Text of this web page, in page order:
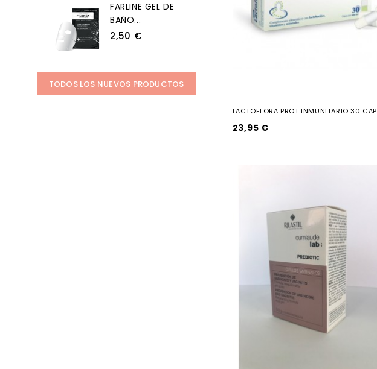
FARLINE GEL DE
BAÑO...
2,50 €
TODOS LOS NUEVOS PRODUCTOS
LACTOFLORA PROT INMUNITARIO 30 CAP
23,95 €